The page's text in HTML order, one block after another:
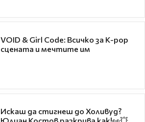
VOID & Girl Code: Всичко за K-pop
сцената и мечтите им
Искаш да стигнеш до Холивуд?